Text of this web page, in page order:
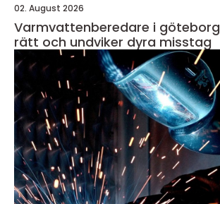
02. August 2026
Varmvattenberedare i göteborg så väljer du
rätt och undviker dyra misstag